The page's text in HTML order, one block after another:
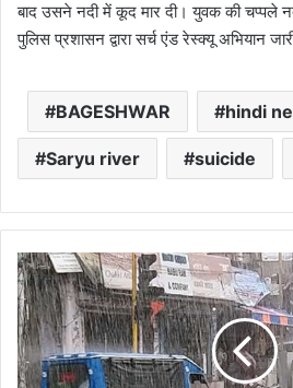
बाद उसने नदी में कूद मार दी। युवक की चप्पले
पुलिस प्रशासन द्वारा सर्च एंड रेस्क्यू अभियान
BAGESHWAR hindi
Saryu river suicide
उत्तराखंड
में
जारी
रहेगा
बारिश
का